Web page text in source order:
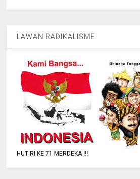
LAWAN RADIKALISME
HUT RI KE 71 MERDEKA !!!